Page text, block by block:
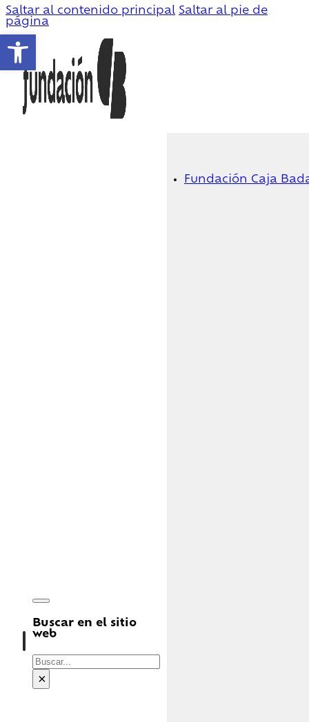
Abrir barra de herramientas
Saltar al contenido principal Saltar al pie de
página
Buscar en el sitio
web
Buscar
×
Fundación Caja